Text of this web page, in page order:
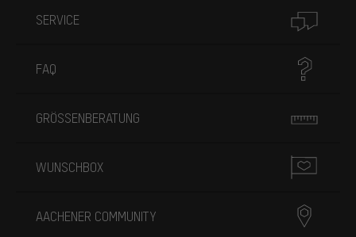
SERVICE
FAQ
GRÖSSENBERATUNG
WUNSCHBOX
AACHENER COMMUNITY